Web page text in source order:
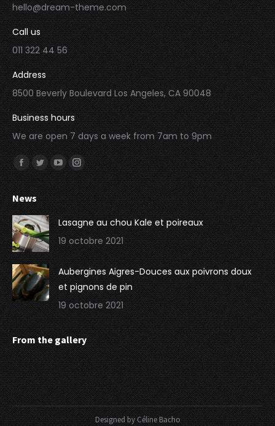
hello@dream-theme.com
Call us
011 322 44 56
Address
8500 Beverly Boulevard Los Angeles, CA 90048
Business hours
We are open 7 days a week from 7am to 9pm
Trouvez nous sur :
Facebook
page
opens
in
new
window
Twitter
page
opens
in
new
window
YouTube
page
opens
in
new
window
Instagram
page
opens
in
new
window
News
Lasagne au chou Kale et poireaux
19 octobre 2021
Aubergines Aigres-Douces aux poivrons doux
et pignons de pin
19 octobre 2021
From the gallery
Designed byCéline Bacho